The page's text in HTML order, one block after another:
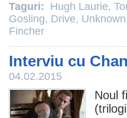
Taguri: Hugh Laurie,
Gosling, Drive, Unknown
Fincher
Interviu cu
04.02.2015
Noul